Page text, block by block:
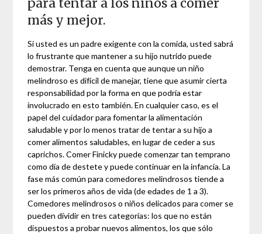
para tentar a los niños a comer
más y mejor.
Si usted es un padre exigente con la comida, usted sabrá
lo frustrante que mantener a su hijo nutrido puede
demostrar. Tenga en cuenta que aunque un niño
melindroso es difícil de manejar, tiene que asumir cierta
responsabilidad por la forma en que podría estar
involucrado en esto también. En cualquier caso, es el
papel del cuidador para fomentar la alimentación
saludable y por lo menos tratar de tentar a su hijo a
comer alimentos saludables, en lugar de ceder a sus
caprichos. Comer Finicky puede comenzar tan temprano
como día de destete y puede continuar en la infancia. La
fase más común para comedores melindrosos tiende a
ser los primeros años de vida (de edades de 1 a 3).
Comedores melindrosos o niños delicados para comer se
pueden dividir en tres categorías: los que no están
dispuestos a probar nuevos alimentos, los que sólo